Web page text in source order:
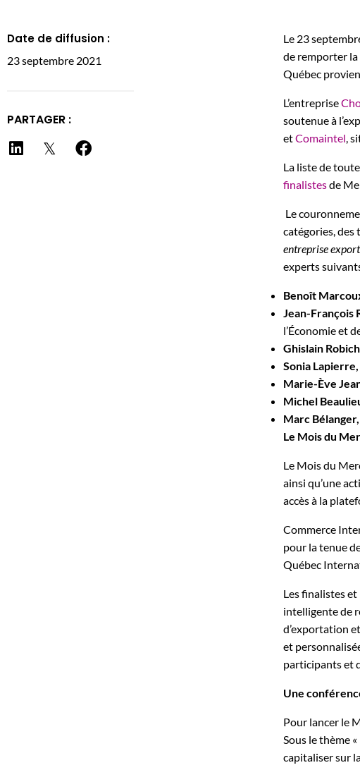
Date de diffusion :
23 septembre 2021
PARTAGER :
Le 23
de remporter la
Québec
L’entreprise
soutenue à
etComaintel,
La liste de
finalistesde
Le
catégories,
entreprise
experts
Benoît
Jean-François
l’Économie et
Ghislain
Sonia
Marie-Ève
Michel
Marc
Le Mois du
Le Mois du
ainsi qu’une
accès à la
Commerce
pour la tenue
Québec
Les finalistes
intelligente de
d’exportation
et
participants et
Une
Pour lancer le
Sous le thème
capitaliser sur